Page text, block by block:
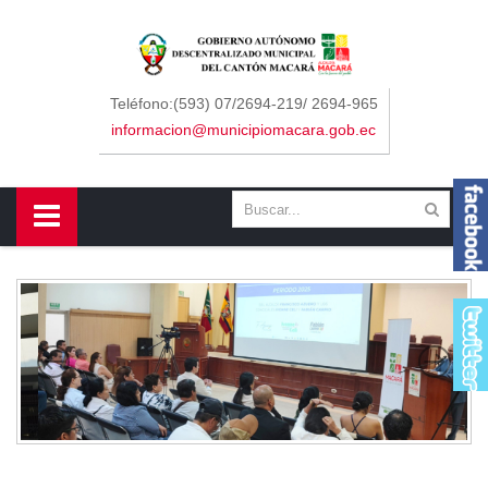
Teléfono:(593) 07/2694-219/ 2694-965
informacion@municipiomacara.gob.ec
Sidebar Menu
Concejo
Departamentos
Contáctenos
Macará
Cantón
Himno a Macará
Símbolos Patrios